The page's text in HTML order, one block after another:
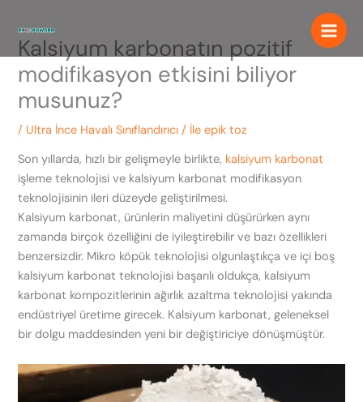
atla
Kalsiyum karbonatın pozitif
modifikasyon etkisini biliyor
musunuz?
/ Ultra İnce Havalı Sınıflandırıcı / İleepik toz
Son yıllarda, hızlı bir gelişmeyle birlikte, kalsiyum karbonat
işleme teknolojisi ve kalsiyum karbonat modifikasyon
teknolojisinin ileri düzeyde geliştirilmesi.
Kalsiyum karbonat, ürünlerin maliyetini düşürürken aynı
zamanda birçok özelliğini de iyileştirebilir ve bazı özellikleri
benzersizdir. Mikro köpük teknolojisi olgunlaştıkça ve içi boş
kalsiyum karbonat teknolojisi başarılı oldukça, kalsiyum
karbonat kompozitlerinin ağırlık azaltma teknolojisi yakında
endüstriyel üretime girecek. Kalsiyum karbonat, geleneksel
bir dolgu maddesinden yeni bir değiştiriciye dönüşmüştür.